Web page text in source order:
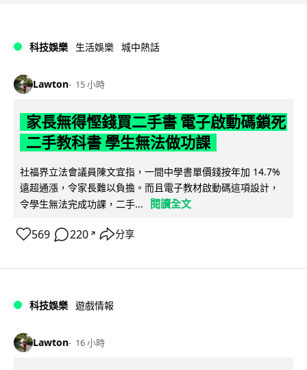
科技娛樂 生活娛樂 城中熱話
Lawton 15 小時
家長無得慳錢買二手書 電子啟動碼鎖死
二手教科書 學生無法做功課
社福界立法會議員陳文宜指，一間中學書單價錢按年加 14.7%
遠超通漲，令家長難以負擔。而且電子教材啟動碼這項設計，
令學生無法完成功課，二手...
閱讀全文
569 220 ↗ 分享
科技娛樂 遊戲情報
Lawton 16 小時